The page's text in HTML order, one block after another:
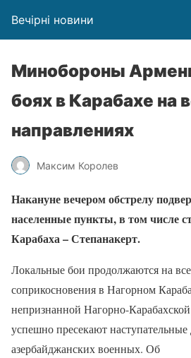
Вечірні новини
Минобороны
боях в Карабахе на
направлениях
Максим Королев
Накануне вечером обстрелу
населенные пункты, в том числе
Карабаха – Степанакерт.
Локальные бои продолжаются на
соприкосновения в Нагорном
непризнанной Нагорно-
успешно пресекают наступательные
азербайджанских военных. Об